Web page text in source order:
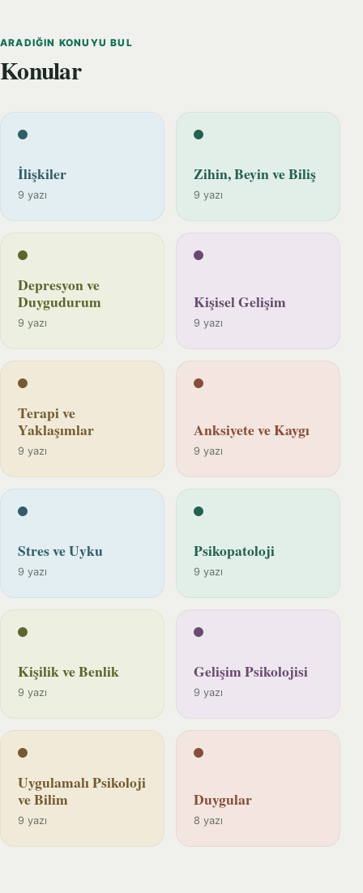
ARADIĞIN KONUYU BUL
Konular
İlişkiler
9 yazı
Zihin, Beyin ve Biliş
9 yazı
Depresyon ve
Duygudurum
9 yazı
Kişisel Gelişim
9 yazı
Terapi ve
Yaklaşımlar
9 yazı
Anksiyete ve Kaygı
9 yazı
Stres ve Uyku
9 yazı
Psikopatoloji
9 yazı
Kişilik ve Benlik
9 yazı
Gelişim Psikolojisi
9 yazı
Uygulamalı Psikoloji
ve Bilim
9 yazı
Duygular
8 yazı